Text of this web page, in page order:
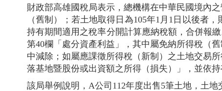
財政部高雄國稅局表示，總機構在中華民國境內
（舊制）；若土地取得日為105年1月1日以後者
持有期間適用之稅率分開計算應納稅額，合併報
第40欄「處分資產利益」，其中屬免納所得稅（
中減除；如屬應課徵所得稅（新制）之土地交易
落基地暨股份或出資額之所得（損失）」，並依
該局舉例說明，A公司112年度出售5筆土地，土